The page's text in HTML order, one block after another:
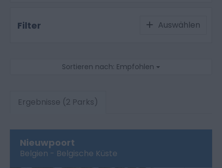
Filter Auswählen
Sortieren nach: Empfohlen
Ergebnisse (2 Parks)
Nieuwpoort
Belgien - Belgische Küste